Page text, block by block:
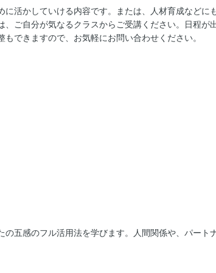
活かしていける内容です。または、人材育成などに
ご自分が気なるクラスからご受講ください。日程が
できますので、お気軽にお問い合わせください。
五感のフル活用法を学びます。人間関係や、パート